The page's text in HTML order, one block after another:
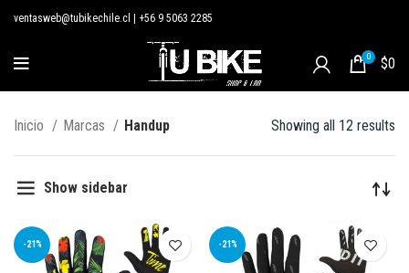
ventasweb@tubikechile.cl +56 9 5063 2285
0 $0
Inicio Marcas Handup Showing all 12 results
Show sidebar
-21% -21%